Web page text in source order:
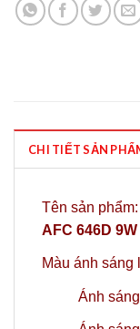
CHI TIẾT SẢN
Tên sản phẩm:
AFC 646D 9W
Màu ánh sáng
Ánh